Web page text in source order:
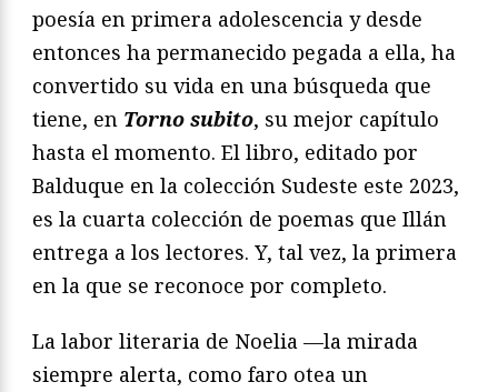
poesía en primera adolescencia y desde
entonces ha permanecido pegada a ella, ha
convertido su vida en una búsqueda que
tiene, en Torno subito, su mejor capítulo
hasta el momento. El libro, editado por
Balduque en la colección Sudeste este 2023,
es la cuarta colección de poemas que Illán
entrega a los lectores. Y, tal vez, la primera
en la que se reconoce por completo.
La labor literaria de Noelia —la mirada
siempre alerta, como faro otea un